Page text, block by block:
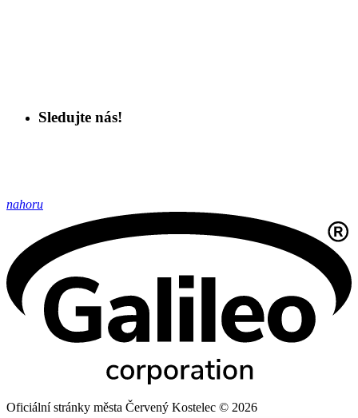
Sledujte nás!
nahoru
Oficiální stránky města Červený Kostelec © 2026